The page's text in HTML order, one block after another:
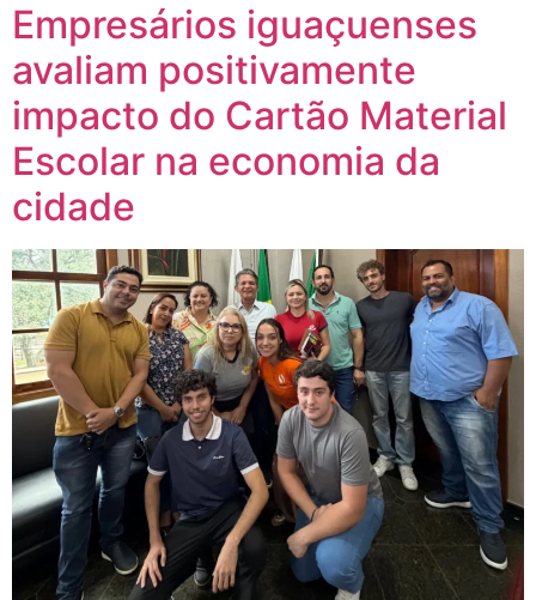
Empresários iguaçuenses
avaliam positivamente
impacto do Cartão Material
Escolar na economia da
cidade